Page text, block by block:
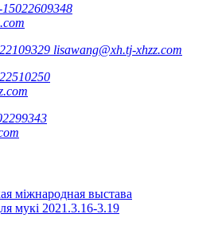
lisawang@xh.tj-xhzz.com